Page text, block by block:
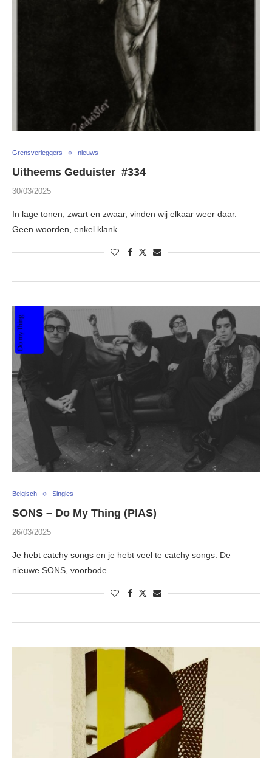
Grensverleggers nieuws
Uitheems Geduister #334
30/03/2025
In lage tonen, zwart en zwaar, vinden wij elkaar weer daar.
Geen woorden, enkel klank …
Belgisch Singles
SONS – Do My Thing (PIAS)
26/03/2025
Je hebt catchy songs en je hebt veel te catchy songs. De
nieuwe SONS, voorbode …